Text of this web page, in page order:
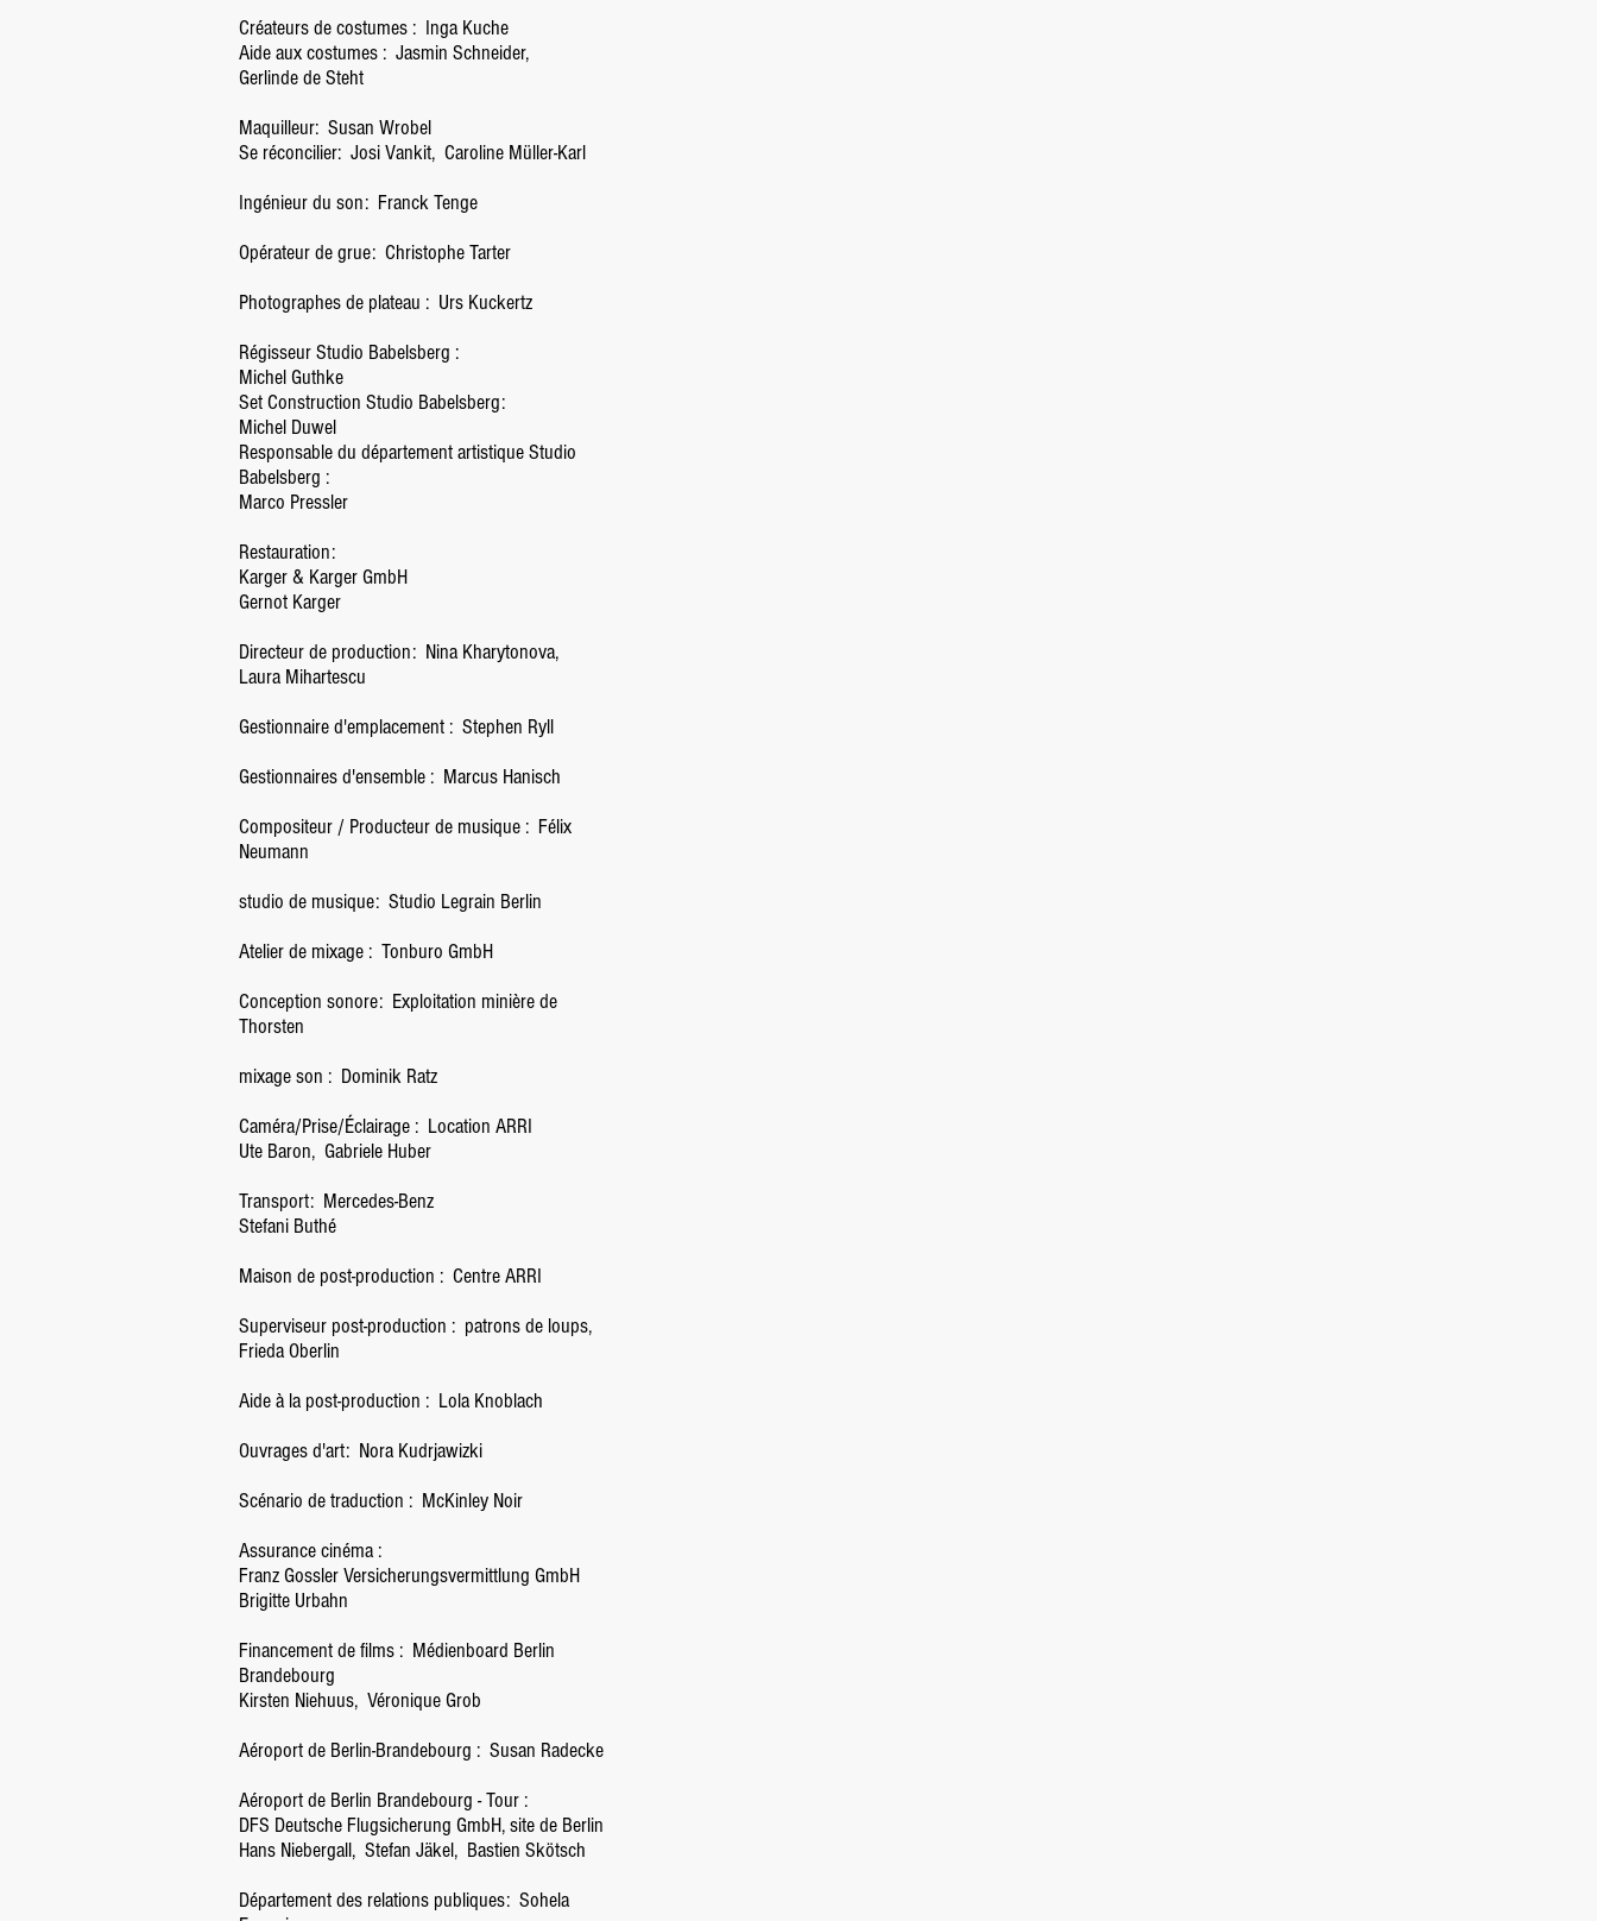
Créateurs de costumes : Inga Kuche
Aide aux costumes : Jasmin Schneider,
Gerlinde de Steht
Maquilleur: Susan Wrobel
Se réconcilier: Josi Vankit, Caroline Müller-Karl
Ingénieur du son: Franck Tenge
Opérateur de grue: Christophe Tarter
Photographes de plateau : Urs Kuckertz
Régisseur Studio Babelsberg :
Michel Guthke
Set Construction Studio Babelsberg:
Michel Duwel
Responsable du département artistique Studio
Babelsberg :
Marco Pressler
Restauration:
Karger & Karger GmbH
Gernot Karger
Directeur de production: Nina Kharytonova,
Laura Mihartescu
Gestionnaire d'emplacement : Stephen Ryll
Gestionnaires d'ensemble : Marcus Hanisch
Compositeur / Producteur de musique : Félix
Neumann
studio de musique: Studio Legrain Berlin
Atelier de mixage : Tonburo GmbH
Conception sonore: Exploitation minière de
Thorsten
mixage son : Dominik Ratz
Caméra/Prise/Éclairage : Location ARRI
Ute Baron, Gabriele Huber
Transport: Mercedes-Benz
Stefani Buthé
Maison de post-production : Centre ARRI
Superviseur post-production : patrons de loups,
Frieda Oberlin
Aide à la post-production : Lola Knoblach
Ouvrages d'art: Nora Kudrjawizki
Scénario de traduction : McKinley Noir
Assurance cinéma :
Franz Gossler Versicherungsvermittlung GmbH
Brigitte Urbahn
Financement de films : Médienboard Berlin
Brandebourg
Kirsten Niehuus, Véronique Grob
Aéroport de Berlin-Brandebourg : Susan Radecke
Aéroport de Berlin Brandebourg - Tour :
DFS Deutsche Flugsicherung GmbH, site de Berlin
Hans Niebergall, Stefan Jäkel, Bastien Skötsch
Département des relations publiques: Sohela